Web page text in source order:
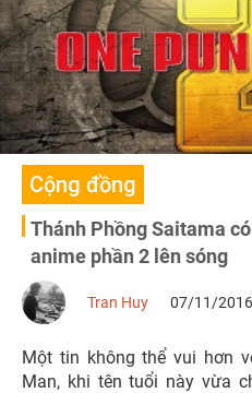
Cộng đồng
Thánh Phồng Saitama
anime phần 2 lên sóng
Tran Huy 07/11/
Một tin không thể vui hơn
Man, khi tên tuổi này vừa